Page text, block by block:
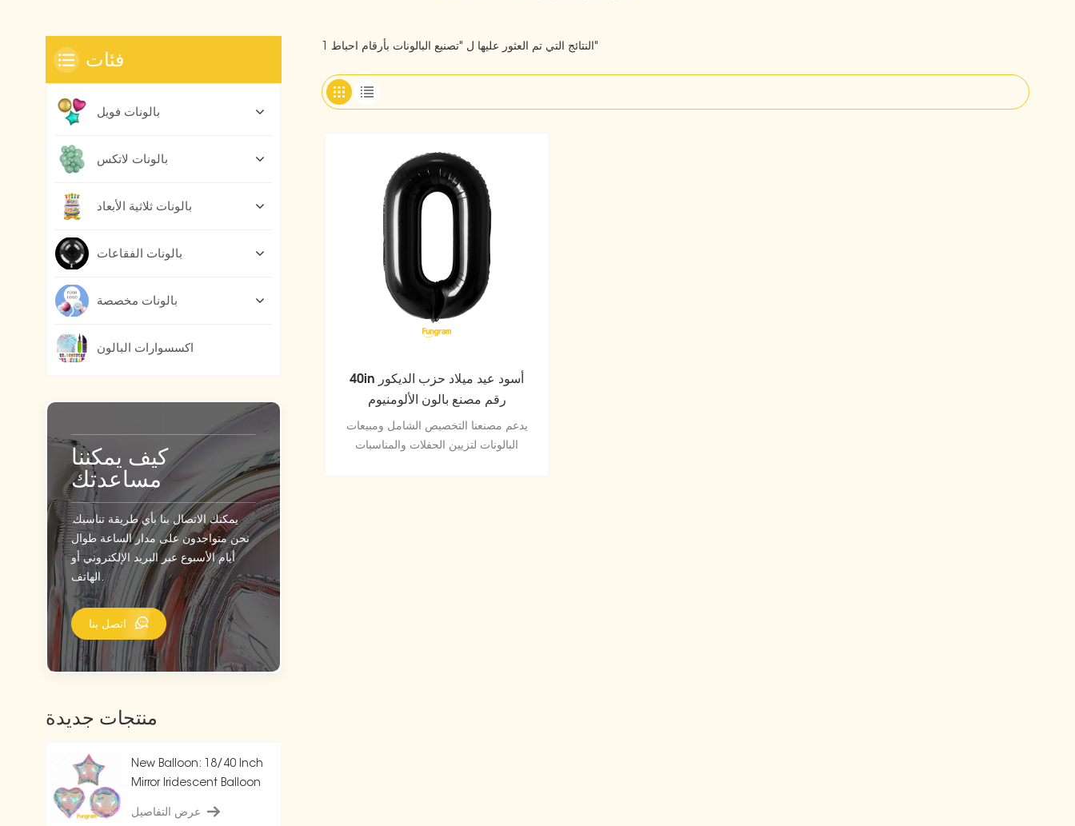
1 النتائج التي تم العثور عليها ل "تصنيع البالونات بأرقام احباط"
40in أسود عيد ميلاد حزب الديكور
رقم مصنع بالون الألومنيوم
يدعم مصنعنا التخصيص الشامل ومبيعات
البالونات لتزيين الحفلات والمناسبات
فئات
بالونات فويل
بالونات لاتكس
بالونات ثلاثية الأبعاد
بالونات الفقاعات
بالونات مخصصة
اكسسوارات البالون
كيف يمكننا
مساعدتك
يمكنك الاتصال بنا بأي طريقة تناسبك.
نحن متواجدون على مدار الساعة طوال
أيام الأسبوع عبر البريد الإلكتروني أو
الهاتف.
اتصل بنا
منتجات جديدة
New Balloon: 18/40 Inch
Mirror Iridescent Balloon
عرض التفاصيل